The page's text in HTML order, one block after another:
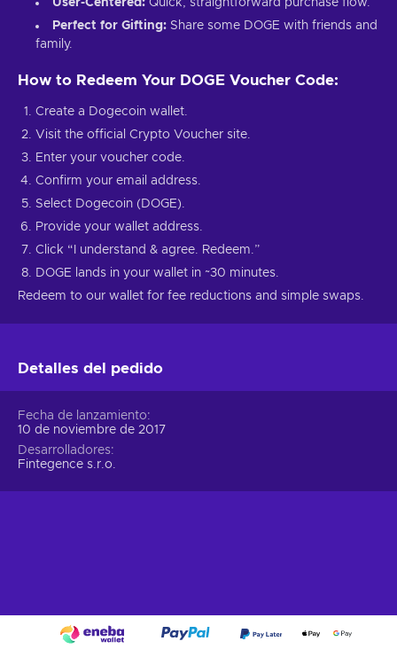
Perfect for Gifting: Share some DOGE with friends and
family.
How to Redeem Your DOGE Voucher Code:
Create a Dogecoin wallet.
Visit the official Crypto Voucher site.
Enter your voucher code.
Confirm your email address.
Select Dogecoin (DOGE).
Provide your wallet address.
Click “I understand & agree. Redeem.”
DOGE lands in your wallet in ~30 minutes.
Redeem to our wallet for fee reductions and simple swaps.
Detalles del pedido
Fecha de lanzamiento
10 de noviembre de 2017
Desarrolladores
Fintegence s.r.o.